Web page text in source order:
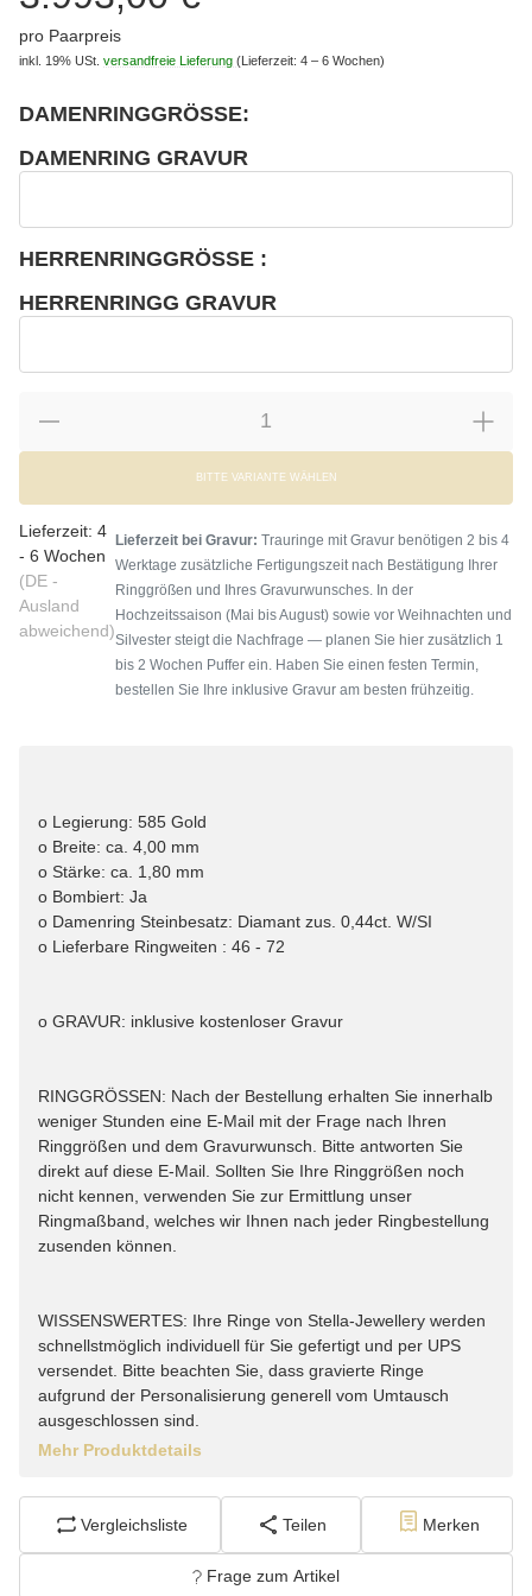
pro Paarpreis
inkl. 19% USt. versandfreie Lieferung (Lieferzeit: 4 – 6 Wochen)
DAMENRINGGRÖSSE:
DAMENRING GRAVUR
HERRENRINGGRÖSSE :
HERRENRINGG GRAVUR
BITTE VARIANTE WÄHLEN
Lieferzeit: 4
- 6 Wochen
(DE -
Ausland
abweichend)
Lieferzeit bei Gravur: Trauringe mit Gravur benötigen 2 bis 4
Werktage zusätzliche Fertigungszeit nach Bestätigung Ihrer
Ringgrößen und Ihres Gravurwunsches. In der
Hochzeitssaison (Mai bis August) sowie vor Weihnachten und
Silvester steigt die Nachfrage — planen Sie hier zusätzlich 1
bis 2 Wochen Puffer ein. Haben Sie einen festen Termin,
bestellen Sie Ihre inklusive Gravur am besten frühzeitig.
o Legierung: 585 Gold
o Breite: ca. 4,00 mm
o Stärke: ca. 1,80 mm
o Bombiert: Ja
o Damenring Steinbesatz: Diamant zus. 0,44ct. W/SI
o Lieferbare Ringweiten : 46 - 72
o GRAVUR: inklusive kostenloser Gravur
RINGGRÖSSEN: Nach der Bestellung erhalten Sie innerhalb
weniger Stunden eine E-Mail mit der Frage nach Ihren
Ringgrößen und dem Gravurwunsch. Bitte antworten Sie
direkt auf diese E-Mail. Sollten Sie Ihre Ringgrößen noch
nicht kennen, verwenden Sie zur Ermittlung unser
Ringmaßband, welches wir Ihnen nach jeder Ringbestellung
zusenden können.
WISSENSWERTES: Ihre Ringe von Stella-Jewellery werden
schnellstmöglich individuell für Sie gefertigt und per UPS
versendet. Bitte beachten Sie, dass gravierte Ringe
aufgrund der Personalisierung generell vom Umtausch
ausgeschlossen sind.
Mehr Produktdetails
Vergleichsliste Teilen Merken
Frage zum Artikel